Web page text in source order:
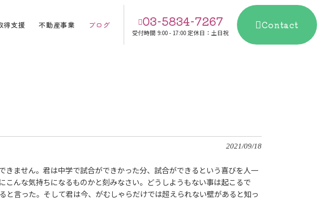
得支援 不動産事業 ブログ 03-5834-7267
受付時間 9:00 - 17:00 定休日：土日祝
Contact
2021/09/18
ません。君は中学で試合ができかった分、試合ができるという喜びを人一
んな気持ちになるものかと刻みなさい。どうしようもない事は起こるで
言った。そして君は今、がむしゃらだけでは超えられない壁があると知っ